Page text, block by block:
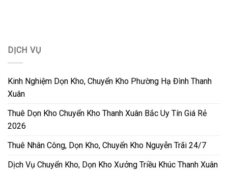
DỊCH VỤ
Kinh Nghiệm Dọn Kho, Chuyển Kho Phường Hạ Đình Thanh
Xuân
Thuê Dọn Kho Chuyển Kho Thanh Xuân Bắc Uy Tín Giá Rẻ
2026
Thuê Nhân Công, Dọn Kho, Chuyển Kho Nguyễn Trãi 24/7
Dịch Vụ Chuyển Kho, Dọn Kho Xưởng Triều Khúc Thanh Xuân